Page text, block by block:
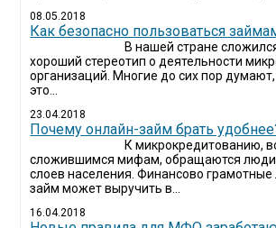
08.05.2018
Как безопасно пользоваться
В нашей стране
хороший стереотип о деятельности
организаций. Многие до сих пор
это...
23.04.2018
Почему онлайн-займ брать
К микрокредитованию,
сложившимся мифам, обращаются люди
слоев населения. Финансово
займ может выручить в...
16.04.2018